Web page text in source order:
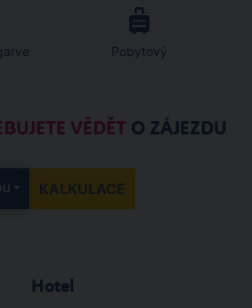
Pobytový
VĚDĚT O ZÁJEZDU
KALKULACE
Hotel